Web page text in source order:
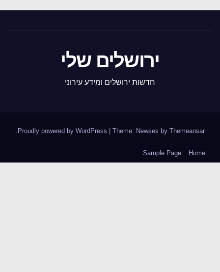
ירושלים שלי
חדשות ירושלים ומידע עירוני
Proudly powered by WordPress|Theme: Newses byThemeansar
.
Home
Sample Page